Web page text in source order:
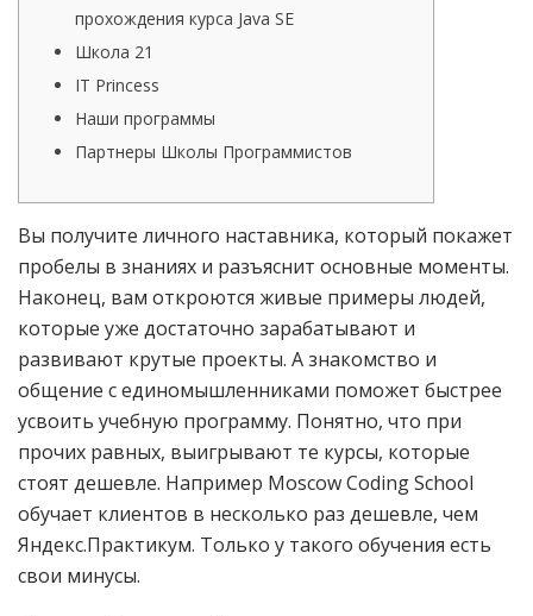
прохождения курса Java SE
Школа 21
IT Princess
Наши программы
Партнеры Школы Программистов
Вы получите личного наставника, который покажет
пробелы в знаниях и разъяснит основные моменты.
Наконец, вам откроются живые примеры людей,
которые уже достаточно зарабатывают и
развивают крутые проекты. А знакомство и
общение с единомышленниками поможет быстрее
усвоить учебную программу. Понятно, что при
прочих равных, выигрывают те курсы, которые
стоят дешевле. Например Moscow Coding School
обучает клиентов в несколько раз дешевле, чем
Яндекс.Практикум. Только у такого обучения есть
свои минусы.